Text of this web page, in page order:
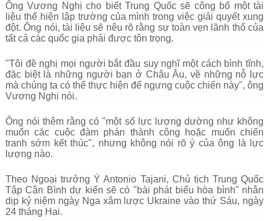
Ông Vương Nghị cho biết Trung Quốc sẽ công bố một tài
liệu thể hiện lập trường của mình trong việc giải quyết xung
đột. Ông nói, tài liệu sẽ nêu rõ rằng sự toàn vẹn lãnh thổ của
tất cả các quốc gia phải được tôn trọng.
"Tôi đề nghị mọi người bắt đầu suy nghĩ một cách bình tĩnh,
đặc biệt là những người bạn ở Châu Âu, về những nỗ lực
mà chúng ta có thể thực hiện để ngưng cuộc chiến này", ông
Vương Nghị nói.
Ông nói thêm rằng có "một số lực lượng dường như không
muốn các cuộc đàm phán thành công hoặc muốn chiến
tranh sớm kết thúc", nhưng không nói rõ ý của ông là lực
lượng nào.
Theo Ngoại trưởng Ý Antonio Tajani, Chủ tịch Trung Quốc
Tập Cận Bình dự kiến sẽ có "bài phát biểu hòa bình" nhân
dịp kỷ niệm ngày Nga xâm lược Ukraine vào thứ Sáu, ngày
24 tháng Hai.